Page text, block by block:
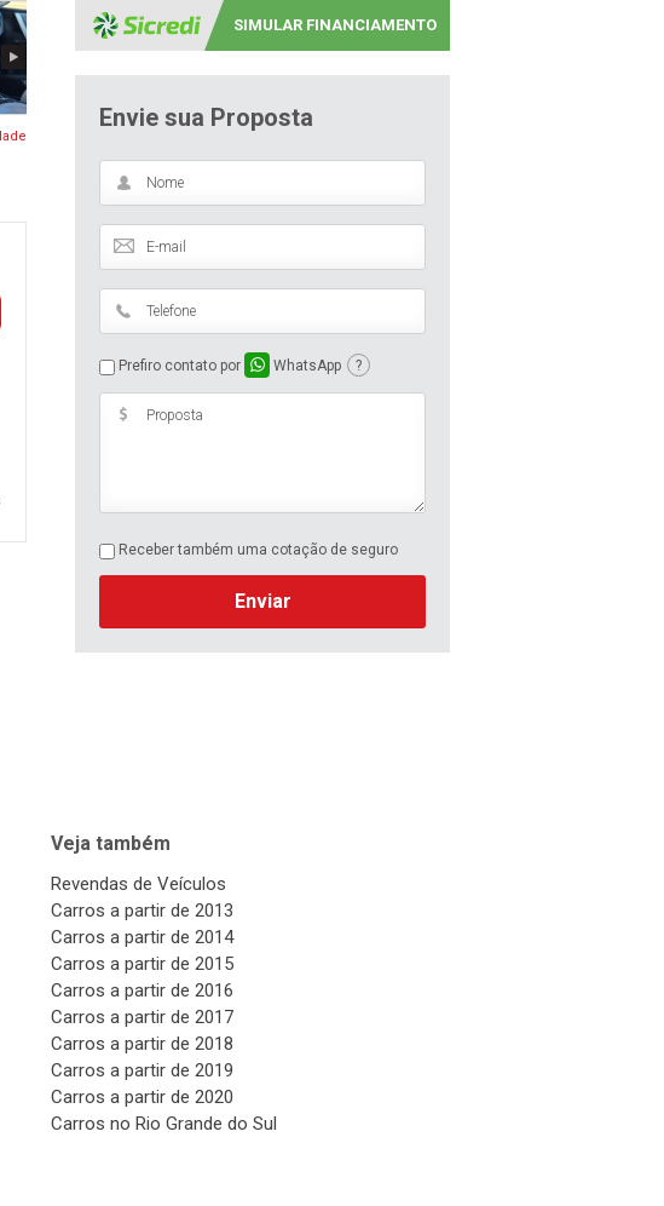
SIMULAR FINANCIAMENTO
Envie sua Proposta
Prefiro contato por WhatsApp ?
Receber também uma cotação de seguro
Enviar
Veja também
Revendas de Veículos
Carros a partir de 2013
Carros a partir de 2014
Carros a partir de 2015
Carros a partir de 2016
Carros a partir de 2017
Carros a partir de 2018
Carros a partir de 2019
Carros a partir de 2020
Carros no Rio Grande do Sul